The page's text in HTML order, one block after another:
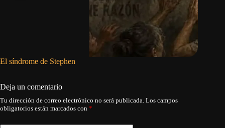
El síndrome de Stephen
Deja un comentario
Tu dirección de correo electrónico no será publicada. Los campos
obligatorios están marcados con *